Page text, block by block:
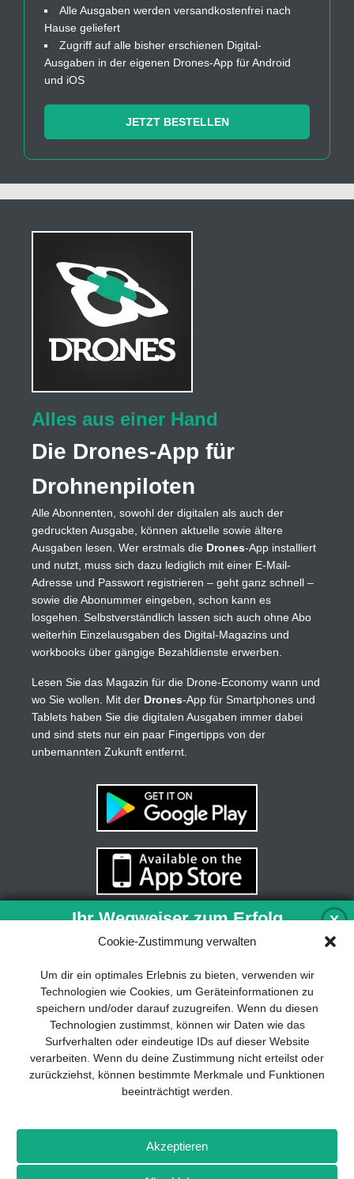
Cookie-Zustimmung verwalten
Um dir ein optimales Erlebnis zu bieten, verwenden wir
Technologien wie Cookies, um Geräteinformationen zu
speichern und/oder darauf zuzugreifen. Wenn du diesen
Technologien zustimmst, können wir Daten wie das
Surfverhalten oder eindeutige IDs auf dieser Website
verarbeiten. Wenn du deine Zustimmung nicht erteilst oder
zurückziehst, können bestimmte Merkmale und Funktionen
beeinträchtigt werden.
Akzeptieren
Alle Ausgaben werden versandkostenfrei nach
Hause geliefert
Zugriff auf alle bisher erschienen Digital-
Ausgaben in der eigenen Drones-App für Android
und iOS
JETZT BESTELLEN
Alles aus einer Hand
Die Drones-App für
Drohnenpiloten
Alle Abonnenten, sowohl der digitalen als auch der
gedruckten Ausgabe, können aktuelle sowie ältere
Ausgaben lesen. Wer erstmals die Drones-App installiert
und nutzt, muss sich dazu lediglich mit einer E-Mail-
Adresse und Passwort registrieren – geht ganz schnell –
sowie die Abonummer eingeben, schon kann es
losgehen. Selbstverständlich lassen sich auch ohne Abo
weiterhin Einzelausgaben des Digital-Magazins und
workbooks über gängige Bezahldienste erwerben.
Lesen Sie das Magazin für die Drone-Economy wann und
wo Sie wollen. Mit der Drones-App für Smartphones und
Tablets haben Sie die digitalen Ausgaben immer dabei
und sind stets nur ein paar Fingertipps von der
unbemannten Zukunft entfernt.
Impressum Datenschutz Kontakt Drones+
Magazin-
Mediadaten
X
Ihr Wegweiser zum Erfolg
nachhaltigen Geschäftsmodells sind für
jedes Unternehmen unverzichtbar. Das
Business Model Canvas hilft, sich dabei
auf das Wesentliche zu konzentrieren
und stets im Blick zu behalten, worauf es
wirklich ankommt.
Abonnieren Sie unseren kostenlosen
herunter: „Vom Produkt zum Business: